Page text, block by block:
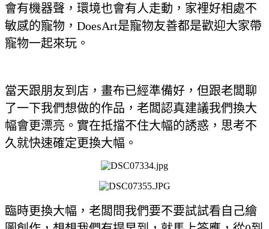
會有機器聲，環境也會有人走動，家裡好相處不
敏感的寵物，DoesArt是寵物友善都是歡迎大家帶
寵物一起來玩。
當天跟朋友到店，畫布已經準備好，但跟老闆聊
了一下我們想做的作品，老闆認真建議我們換大
幅會更漂亮。實在抵擋不住大幅的誘惑，思考不
久就快速確定更換大幅。
臨時更換大幅，老闆問我們要不要試試看自己繪